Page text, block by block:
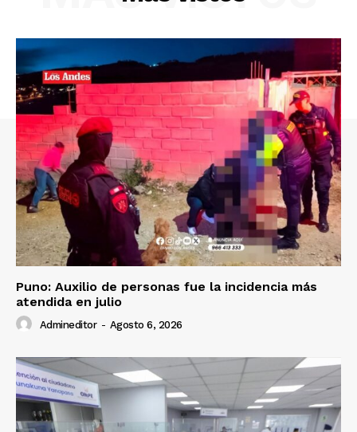
Diario los Andes
Nosotros
Contacto
Puno: Auxilio de personas fue la incidencia más
atendida en julio
Admineditor - Agosto 6, 2026